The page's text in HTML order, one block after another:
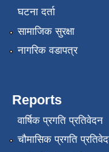
घटना दर्ता
सामाजिक सुरक्षा
नागरिक वडापत्र
Reports
वार्षिक प्रगति प्रतिवेदन
चौमासिक प्रगति